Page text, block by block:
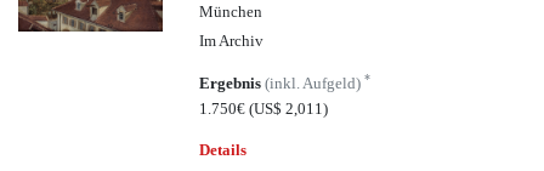
München
Im Archiv
Ergebnis(inkl. Aufgeld)*
1.750€(US$ 2,011)
Details